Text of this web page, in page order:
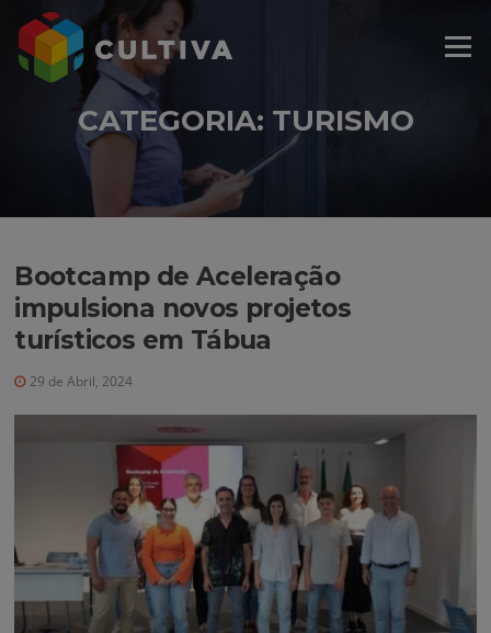
para
conteúdo
Menu
CATEGORIA: TURISMO
Bootcamp de Aceleração
impulsiona novos projetos
turísticos em Tábua
29 de Abril, 2024